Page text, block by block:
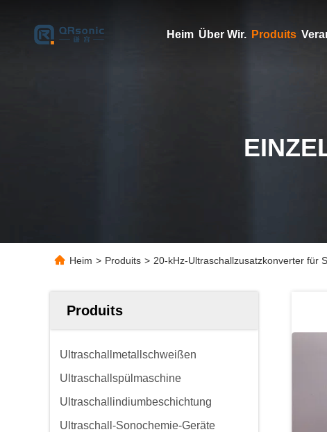
Heim Über Wir. Produits
Heim > Produits > 20-kHz-Ultraschallzusatzkonverter für
Produits
Ultraschallmetallschweißen
Ultraschallspülmaschine
Ultraschallindiumbeschichtung
Ultraschall-Sonochemie-Geräte